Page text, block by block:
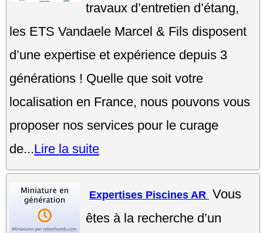
travaux d’entretien d’étang,
les ETS Vandaele Marcel & Fils disposent
d’une expertise et expérience depuis 3
générations ! Quelle que soit votre
localisation en France, nous pouvons vous
proposer nos services pour le curage
de...Lire la suite
Expertises Piscines AR Vous
êtes à la recherche d’un